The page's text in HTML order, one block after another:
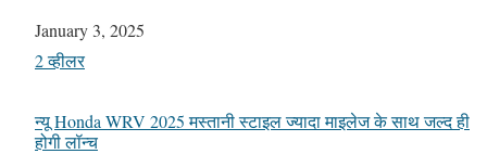
Date
January 3, 2025
In relation to
2 व्हीलर
न्यू Honda WRV 2025 मस्तानी स्टाइल ज्यादा माइलेज के साथ जल्द ही
होगी लॉन्च